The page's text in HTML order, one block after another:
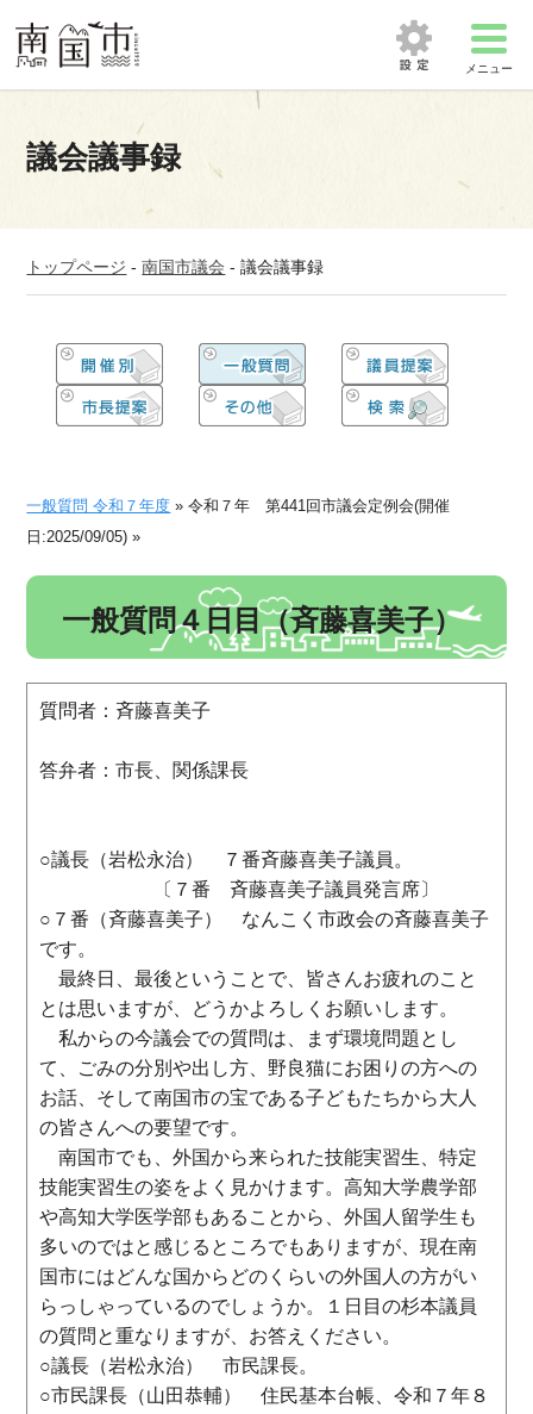
メニュー
議会議事録
トップページ -南国市議会 -議会議事録
一般質問 令和７年度 » 令和７年 第441回市議会定例会(開催
日:2025/09/05) »
一般質問４日目（斉藤喜美子）
質問者：斉藤喜美子
答弁者：市長、関係課長
○議長（岩松永治） ７番斉藤喜美子議員。
〔７番 斉藤喜美子議員発言席〕
○７番（斉藤喜美子） なんこく市政会の斉藤喜美子
です。
最終日、最後ということで、皆さんお疲れのこと
とは思いますが、どうかよろしくお願いします。
私からの今議会での質問は、まず環境問題とし
て、ごみの分別や出し方、野良猫にお困りの方への
お話、そして南国市の宝である子どもたちから大人
の皆さんへの要望です。
南国市でも、外国から来られた技能実習生、特定
技能実習生の姿をよく見かけます。高知大学農学部
や高知大学医学部もあることから、外国人留学生も
多いのではと感じるところでもありますが、現在南
国市にはどんな国からどのくらいの外国人の方がい
らっしゃっているのでしょうか。１日目の杉本議員
の質問と重なりますが、お答えください。
○議長（岩松永治） 市民課長。
○市民課長（山田恭輔） 住民基本台帳、令和７年８